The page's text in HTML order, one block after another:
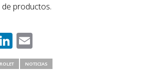
productos.
LinkedIn
Email
NOTICIAS